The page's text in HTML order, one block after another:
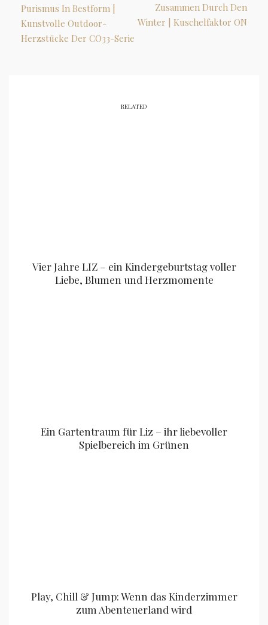
Purismus In Bestform |
Kunstvolle Outdoor-
Herzstücke Der CO33-Serie
Zusammen Durch Den
Winter | Kuschelfaktor ON
RELATED
Vier Jahre LIZ – ein Kindergeburtstag voller
Liebe, Blumen und Herzmomente
Ein Gartentraum für Liz – ihr liebevoller
Spielbereich im Grünen
Play, Chill & Jump: Wenn das Kinderzimmer
zum Abenteuerland wird